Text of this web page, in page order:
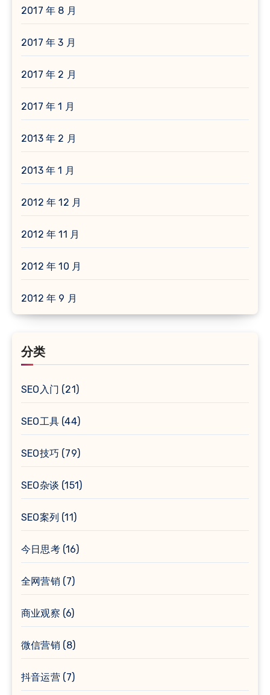
2017 年 8 月
2017 年 3 月
2017 年 2 月
2017 年 1 月
2013 年 2 月
2013 年 1 月
2012 年 12 月
2012 年 11 月
2012 年 10 月
2012 年 9 月
分类
SEO入门 (21)
SEO工具 (44)
SEO技巧 (79)
SEO杂谈 (151)
SEO案列 (11)
今日思考(16)
全网营销 (7)
商业观察 (6)
微信营销 (8)
抖音运营(7)